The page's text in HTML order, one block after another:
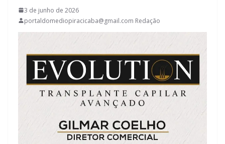
3 de junho de 2026
portaldomediopiracicaba@gmail.com Redação